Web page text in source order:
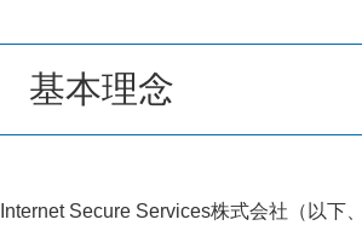
課題と解決
サービス概要
セキュリティ･エスカレーション･サービ
サービス概要 特長
サイバー保険
主要メンバー
企業情報TOP
お問い合わせ
緊急対応依頼
プライバシーポリシー
基本理念
Internet Secure Services株式会社（以下